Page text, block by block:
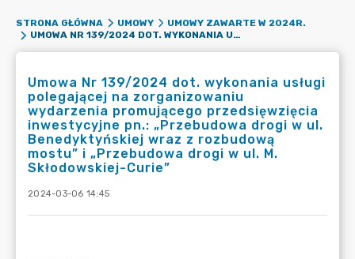
STRONA GŁÓWNA UMOWY
UMOWY ZAWARTE W 2024R.
UMOWA NR 139/2024 DOT. WYKONANIA USŁUGI POLEGAJĄCEJ NA ZORGANIZOWANIU WYDARZENIA PROMUJĄCEGO PRZEDSIĘWZIĘCIA INWESTYCYJNE PN.: „PRZEBUDOWA DROGI W UL. BENEDYKTYŃSKIEJ WRAZ Z ROZBUDOWĄ MOSTU” I „PRZEBUDOWA DROGI W UL. M. SKŁODOWSKIEJ-CURIE”
Umowa Nr 139/2024 dot. wykonania usługi
polegającej na zorganizowaniu
wydarzenia promującego przedsięwzięcia
inwestycyjne pn.: „Przebudowa drogi w ul.
Benedyktyńskiej wraz z rozbudową
mostu” i „Przebudowa drogi w ul. M.
Skłodowskiej-Curie”
2024-03-06 14:45